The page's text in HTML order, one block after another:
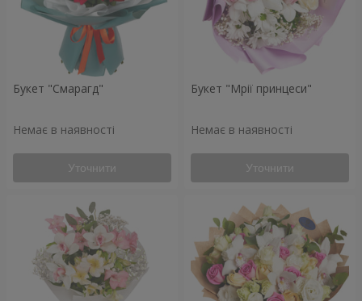
Букет "Смарагд"
Немає в наявності
Уточнити
Букет "Мрії принцеси"
Немає в наявності
Уточнити